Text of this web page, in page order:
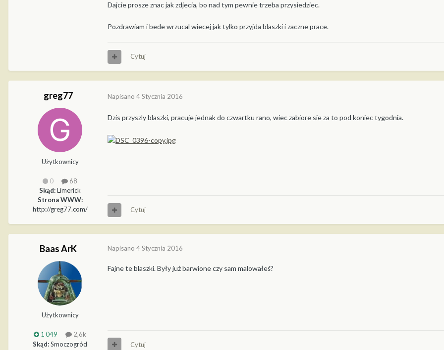
Dajcie prosze znac jak zdjecia, bo nad tym pewnie trzeba przysiedziec.
Pozdrawiam i bede wrzucal wiecej jak tylko przyjda blaszki i zaczne prace.
Cytuj
greg77
Użytkownicy
0
68
Skąd:Limerick
Strona WWW:
http://greg77.com/
Napisano 4 Stycznia 2016
Dzis przyszly blaszki, pracuje jednak do czwartku rano, wiec zabiore sie za to pod koniec tygodnia.
Cytuj
Baas ArK
Użytkownicy
1 049
2,6k
Skąd:Smoczogród
Napisano 4 Stycznia 2016
Fajne te blaszki. Były już barwione czy sam malowałeś?
Cytuj